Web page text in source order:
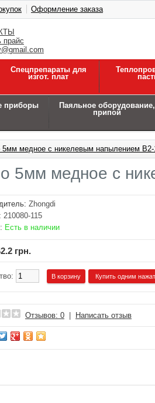
прайс
Оформление заказа
Спецпрепараты для
изгот. плат
приборы
Паяльное оборудование,
припой
медное с никелевым напылением B2-
5мм медное с
Zhongdi
210080-115
Есть в наличии
грн.
Купить одним
Отзывов: 0 Написать отзыв